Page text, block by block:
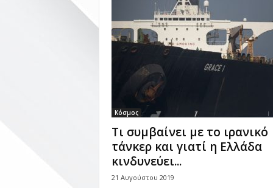
Κόσμος
Τι συμβαίνει με το ιρανικό
τάνκερ και γιατί η Ελλάδα
κινδυνεύει...
21 Αυγούστου 2019